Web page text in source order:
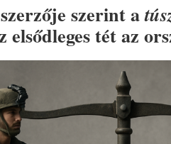
szerint a
tét az